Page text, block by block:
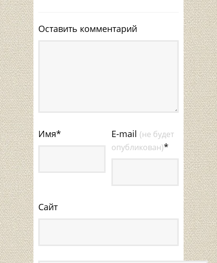
Оставить комментарий
Имя* E-mail (не будет
опубликован)*
Сайт